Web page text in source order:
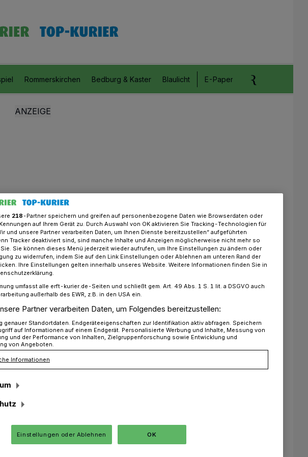
Rommerskirchen Bedburg & Kaster Blaulicht E-Paper Anzeigen aufgeben
„Archiv to go“-Führungen in Jüchen
Geschichtsverein Jüchen luden ein
an „Archiv to
Führungen „Archiv to Go“ zu
in der Stadt Jüchen stießen auf
Bürgern. Weit über 50 Personen
Führungen teil, die vom Archiv im
mit dem Geschichtsverein Jüchen
218-Partner speichern und greifen auf personenbezogene Daten wie Browserdaten oder
auf Ihrem Gerät zu. Durch Auswahl von OK aktivieren Sie Tracking-Technologien für
und unsere Partner verarbeiten Daten, um Ihnen Dienste bereitzustellen“ aufgeführten
Tracker deaktiviert sind, sind manche Inhalte und Anzeigen möglicherweise nicht mehr so
Sie können dieses Menü jederzeit wieder aufrufen, um Ihre Einstellungen zu ändern oder
zu widerrufen, indem Sie auf den Link Einstellungen oder Ablehnen am unteren Rand der
Ihre Einstellungen gelten innerhalb unseres Website. Weitere Informationen finden Sie in
umfasst alle erft-kurier.de-Seiten und schließt gem. Art. 49 Abs. 1 S. 1 lit. a DSGVO auch
außerhalb des EWR, z.B. in den USA ein.
Partner verarbeiten Daten, um Folgendes bereitzustellen:
genauer Standortdaten. Endgeräteeigenschaften zur Identifikation aktiv abfragen. Speichern
auf Informationen auf einem Endgerät. Personalisierte Werbung und Inhalte, Messung von
und der Performance von Inhalten, Zielgruppenforschung sowie Entwicklung und
von Angeboten.
Informationen
Einstellungen oder Ablehnen OK